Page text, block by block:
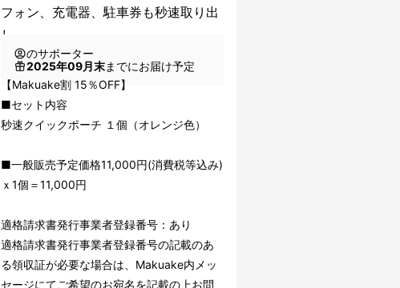
フォン、充電器、駐車券も秒速取り出
し
のサポーター
2025年09月末までにお届け予定
【Makuake割 15％OFF】
■セット内容
秒速クイックポーチ １個（オレンジ色）
■一般販売予定価格11,000円(消費税等込み)
ｘ1個＝11,000円
適格請求書発行事業者登録番号：あり
適格請求書発行事業者登録番号の記載のあ
る領収証が必要な場合は、Makuake内メッ
セージにてご希望のお宛名を記載の上お問